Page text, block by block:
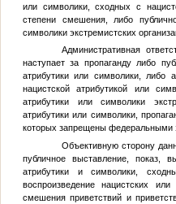
или символики, сходных с
степени смешения, либо
символики экстремистских
Административная
наступает за пропаганду либо
атрибутики или символики, либо
нацистской атрибутикой или
атрибутики или символики
атрибутики или символики,
которых запрещены федеральными
Объективную сторону
публичное выставление, показ,
атрибутики и символики,
воспроизведение нацистских
смешения приветствий и